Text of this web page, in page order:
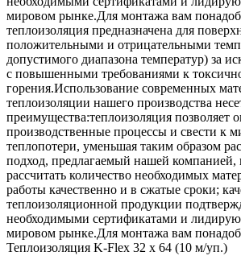
мировом рынке.Для монтажа вам
теплоизоляция предназначена для
положительными и отрицательными
допустимого диапазона температур) за
с повышенными требованиями к
горения.Использование современных
теплоизоляции нашего производства
преимущества:теплоизоляция позволяет
производственные процессы и свести к
теплопотери, уменьшая таким образом
подход, предлагаемый нашей компанией,
рассчитать количество необходимых
работы качественно и в сжатые сроки;
теплоизоляционной продукции
необходимыми сертификатами и
мировом рынке.Для монтажа вам
Теплоизоляция K-Flex 32 х 64 (10 м/уп.)